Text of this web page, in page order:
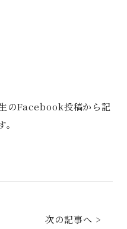
のFacebook投稿から記
次の記事へ >